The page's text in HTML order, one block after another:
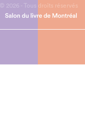
© 2026 - Tous droits réservés